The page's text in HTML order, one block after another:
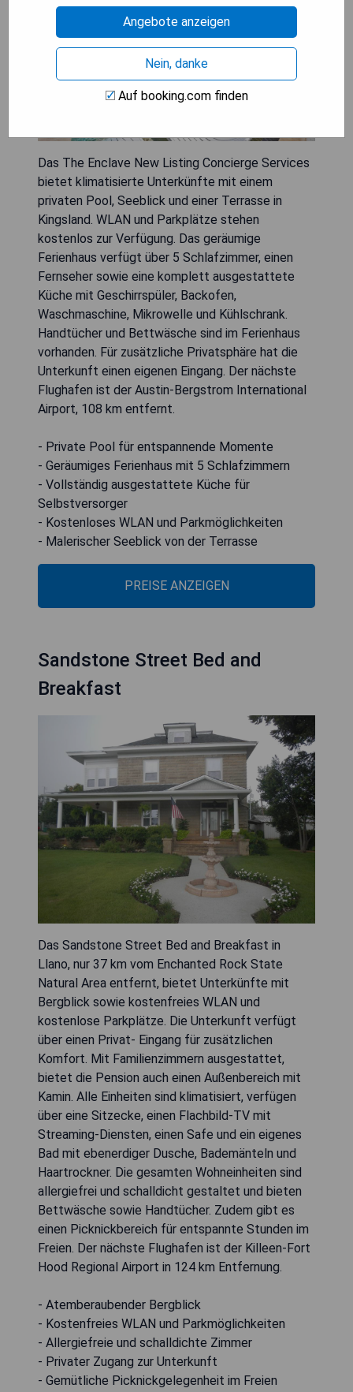
Das The Enclave New Listing Concierge Services
bietet klimatisierte Unterkünfte mit einem
privaten Pool, Seeblick und einer Terrasse in
Kingsland. WLAN und Parkplätze stehen
kostenlos zur Verfügung. Das geräumige
Ferienhaus verfügt über 5 Schlafzimmer, einen
Fernseher sowie eine komplett ausgestattete
Küche mit Geschirrspüler, Backofen,
Waschmaschine, Mikrowelle und Kühlschrank.
Handtücher und Bettwäsche sind im Ferienhaus
vorhanden. Für zusätzliche Privatsphäre hat die
Unterkunft einen eigenen Eingang. Der nächste
Flughafen ist der Austin-Bergstrom International
Airport, 108 km entfernt.
- Private Pool für entspannende Momente
- Geräumiges Ferienhaus mit 5 Schlafzimmern
- Vollständig ausgestattete Küche für
Selbstversorger
- Kostenloses WLAN und Parkmöglichkeiten
- Malerischer Seeblick von der Terrasse
PREISE ANZEIGEN
Sandstone Street Bed and
Breakfast
Das Sandstone Street Bed and Breakfast in
Llano, nur 37 km vom Enchanted Rock State
Natural Area entfernt, bietet Unterkünfte mit
Bergblick sowie kostenfreies WLAN und
kostenlose Parkplätze. Die Unterkunft verfügt
über einen Privat- Eingang für zusätzlichen
Komfort. Mit Familienzimmern ausgestattet,
bietet die Pension auch einen Außenbereich mit
Kamin. Alle Einheiten sind klimatisiert, verfügen
über eine Sitzecke, einen Flachbild-TV mit
Streaming-Diensten, einen Safe und ein eigenes
Bad mit ebenerdiger Dusche, Bademänteln und
Haartrockner. Die gesamten Wohneinheiten sind
allergiefrei und schalldicht gestaltet und bieten
Bettwäsche sowie Handtücher. Zudem gibt es
einen Picknickbereich für entspannte Stunden im
Freien. Der nächste Flughafen ist der Killeen-Fort
Hood Regional Airport in 124 km Entfernung.
- Atemberaubender Bergblick
- Kostenfreies WLAN und Parkmöglichkeiten
- Allergiefreie und schalldichte Zimmer
- Privater Zugang zur Unterkunft
- Gemütliche Picknickgelegenheit im Freien
Angebote anzeigen
Nein, danke
Auf booking.com finden